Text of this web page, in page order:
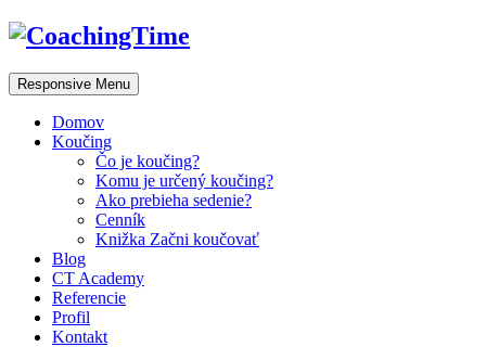
Responsive Menu
Domov
Koučing
Čo je koučing?
Komu je určený koučing?
Ako prebieha sedenie?
Cenník
Knižka Začni koučovať
Blog
CT Academy
Referencie
Profil
Kontakt